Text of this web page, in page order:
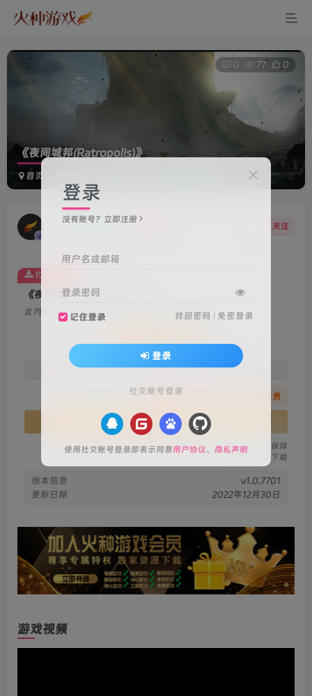
《夜间城邦(Ratropolis)》
首页
0 77 0
火种游戏客服 关注
《夜间城邦(Ratropolis)》
此内容为付费资源，请付费后查看
火种黄金会员 免费 火种黑钻会员
您暂无购买权限，请先开通会员
开通会员
安全绿色无毒保障 永久免费稳定更新
资源有效持续保障
火种网盘极速下载
版本信息
v1.0.7701
更新日期
2022年12月30日
付费资源
游戏视频
登录
没有账号？立即注册
用户名或邮箱
登录密码
记住登录 找回密码 | 免密登录
登录
社交账号登录
使用社交账号登录即表示同意用户协议、 隐私声明